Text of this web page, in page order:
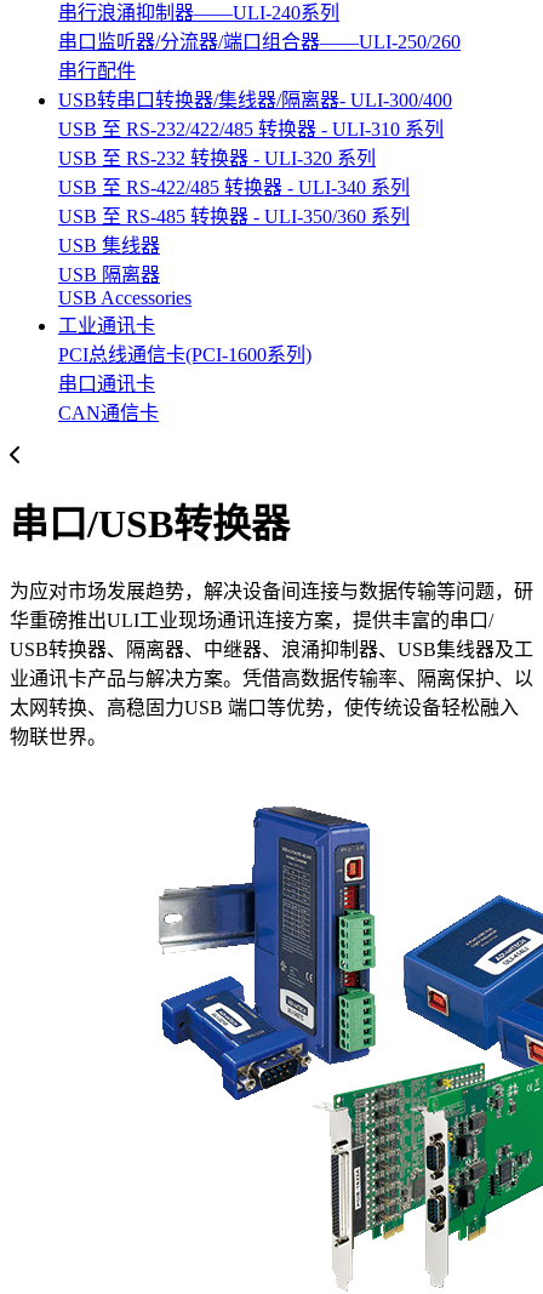
串行浪涌抑制器——ULI-240系列
串口监听器/分流器/端口组合器——ULI-250/260
串行配件
USB转串口转换器/集线器/隔离器- ULI-300/400
USB 至 RS-232/422/485 转换器 - ULI-310 系列
USB 至 RS-232 转换器 - ULI-320 系列
USB 至 RS-422/485 转换器 - ULI-340 系列
USB 至 RS-485 转换器 - ULI-350/360 系列
USB 集线器
USB 隔离器
USB Accessories
工业通讯卡
PCI总线通信卡(PCI-1600系列)
串口通讯卡
CAN通信卡
串口/USB转换器
为应对市场发展趋势，解决设备间连接与数据传输等问题，研
华重磅推出ULI工业现场通讯连接方案，提供丰富的串口/
USB转换器、隔离器、中继器、浪涌抑制器、USB集线器及工
业通讯卡产品与解决方案。凭借高数据传输率、隔离保护、以
太网转换、高稳固力USB 端口等优势，使传统设备轻松融入
物联世界。